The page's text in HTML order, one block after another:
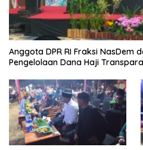
Anggota DPR RI Fraksi NasDem
Pengelolaan Dana Haji